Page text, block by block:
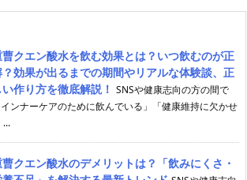
クエン酸水を飲む効果とは？いつ飲むのが正
効果が出るまでの期間やリアルな体験談、正
い作り方を徹底解説！ SNSや健康志向の方の間で
インナーケアのために飲んでいる」「健康維持に欠かせ
...
クエン酸水のデメリットは？「飲みにくさ・